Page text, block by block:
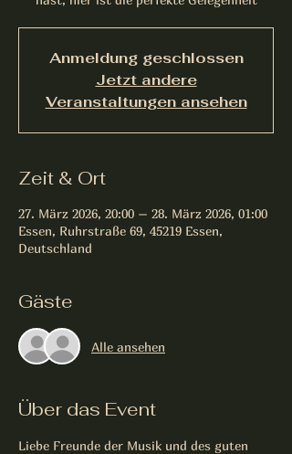
Anmeldung geschlossen
Jetzt andere
Veranstaltungen ansehen
Zeit & Ort
27. März 2026, 20:00 – 28. März 2026, 01:00
Essen, Ruhrstraße 69, 45219 Essen,
Deutschland
Gäste
Alle ansehen
Über das Event
Liebe Freunde der Musik und des guten